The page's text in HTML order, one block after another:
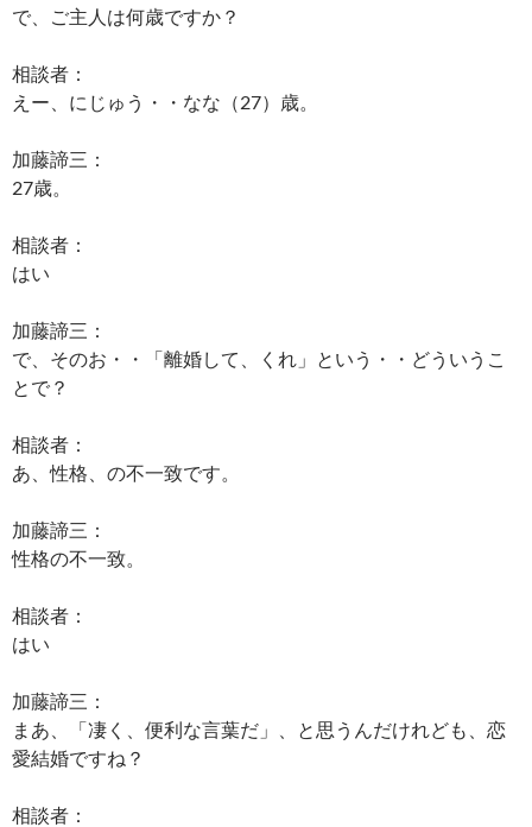
で、ご主人は何歳ですか？
相談者：
えー、にじゅう・・なな（27）歳。
加藤諦三：
27歳。
相談者：
はい
加藤諦三：
で、そのお・・「離婚して、くれ」という・・どういうこ
とで？
相談者：
あ、性格、の不一致です。
加藤諦三：
性格の不一致。
相談者：
はい
加藤諦三：
まあ、「凄く、便利な言葉だ」、と思うんだけれども、恋
愛結婚ですね？
相談者：